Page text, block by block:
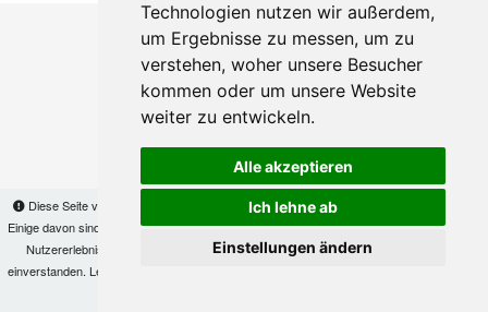
Technologien nutzen wir außerdem,
um Ergebnisse zu messen, um zu
verstehen, woher unsere Besucher
kommen oder um unsere Website
weiter zu entwickeln.
Alle akzeptieren
Ich lehne ab
Einstellungen ändern
Diese Seite verwendet Cookies, um Informationen auf Ihrem Computer zu speichern.
Einige davon sind notwendig, damit unsere Seite funktioniert, andere helfen uns dabei, das
Nutzererlebnis zu verbessern. Mit der Nutzung dieser Seite erklären Sie sich damit
einverstanden. Lesen Sie unsere